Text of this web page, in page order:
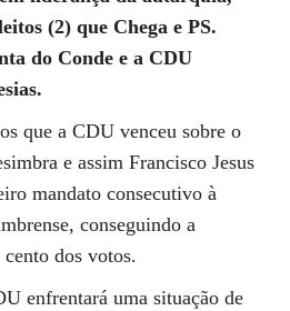
(2) que Chega e PS.
do Conde e a CDU
que a CDU venceu sobre o
e assim Francisco Jesus
mandato consecutivo à
conseguindo a
dos votos.
enfrentará uma situação de